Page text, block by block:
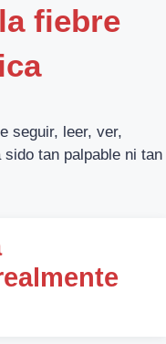
fiebre
seguir, leer, ver,
tan palpable ni tan